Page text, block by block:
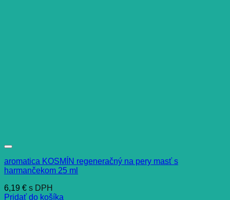
aromatica KOSMÍN regeneračný na pery masť s
harmančekom 25 ml
6,19 € s DPH
Pridať do košíka